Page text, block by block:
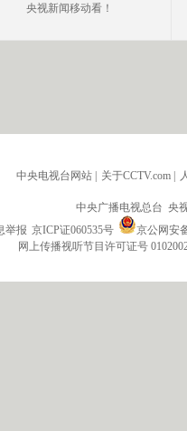
央视新闻移动看！
中央电视台网站 | 关于CCTV.com |
中央广播电视总台 央
举报 京ICP证060535号
京公网安
网上传播视听节目许可证号